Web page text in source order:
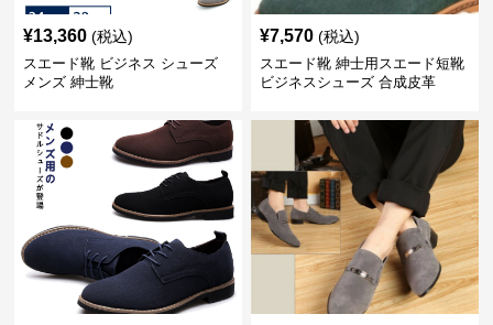
¥13,360 (税込)
スエード靴 ビジネス シューズ
メンズ 紳士靴
¥7,570 (税込)
スエード靴 紳士用スエード短靴
ビジネスシューズ 合成皮革